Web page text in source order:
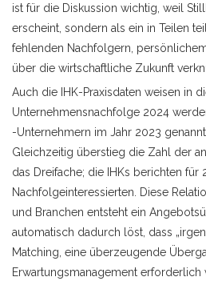
ist für die Diskussion wichtig, weil
erscheint, sondern als ein in Teilen
fehlenden Nachfolgern,
über die wirtschaftliche Zukunft
Auch die IHK-Praxisdaten weisen in
Unternehmensnachfolge 2024
-Unternehmern im Jahr 2023
Gleichzeitig überstieg die Zahl der
das Dreifache; die IHKs berichten
Nachfolgeinteressierten. Diese
und Branchen entsteht ein
automatisch dadurch löst, dass
Matching, eine überzeugende
Erwartungsmanagement erforderlich